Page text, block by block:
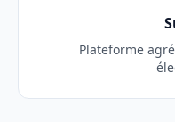
Plateforme